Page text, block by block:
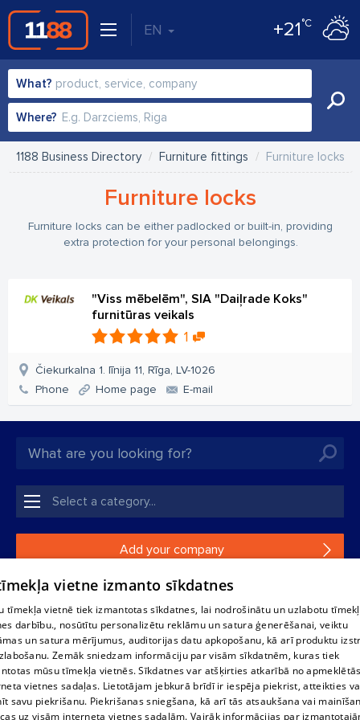
EN +21°C
What?
Where?
1188 Business Directory Furniture fittings Furniture locks
Furniture locks
Furniture locks can be either padlocked or built-in, providing
extra protection for your personal belongings.
"Viss mēbelēm", SIA "Daiļrade Koks"
furnitūras veikals
1
Čiekurkalna 1. līnija 11, Rīga, LV-1026
Phone
Home page E-mail
Add your company
If your company is not in our database, please fill in a
Reproduction, or distribution of 1188 database, its parts or the
information contained in the database, or parts of information in
any form is strictly prohibited. Also automatic download is
prohibited. Reproduction of any material published on the
website 1188 is strictly forbidden without the editorial license of
vietne izmanto sīkdatnes
tīmekļa vietnē tiek izmantotas sīkdatnes, lai nodrošinātu un uzlabotu
darbību., nosūtītu personalizētu reklāmu un satura ģenerēšanai, veiktu
un satura mērījumus, auditorijas datu apkopošanu, kā arī produktu
Zemāk sniedzam informāciju par visām sīkdatnēm, kuras tiek
mūsu tīmekļa vietnēs. Sīkdatnes var atšķirties atkarībā no
vietnes sadaļas. Lietotājam jebkurā brīdī ir iespēja piekrist, atteikties
savu piekrišanu. Piekrišanas sniegšana, kā arī tās atsaukšana vai
uz visām interneta vietnes sadaļām. Vairāk informācijas par